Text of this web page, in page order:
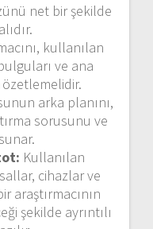
net bir şekilde
kullanılan
ve ana
özetlemelidir.
arka planını,
sorusunu ve
Kullanılan
cihazlar ve
araştırmacının
şekilde ayrıntılı